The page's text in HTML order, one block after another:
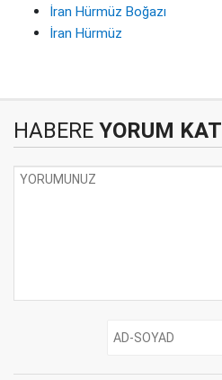
İran Hürmüz Boğazı
İran Hürmüz
HABERE YORUM KAT